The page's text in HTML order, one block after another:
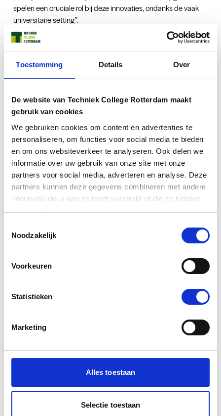
Toestemming Details Over
De website van Techniek College Rotterdam maakt
gebruik van cookies
We gebruiken cookies om content en advertenties te
personaliseren, om functies voor social media te bieden
en om ons websiteverkeer te analyseren. Ook delen we
informatie over uw gebruik van onze site met onze
partners voor social media, adverteren en analyse. Deze
partners kunnen deze gegevens combineren met andere
informatie die u aan ze heeft verstrekt of die ze hebben
verzameld op basis van uw gebruik van hun services.
Noodzakelijk
Voorkeuren
Statistieken
Marketing
Alles toestaan
Selectie toestaan
spelen een cruciale rol bij deze innovaties, ondanks de vaak
universitaire setting’’.
Een bijzonder moment was het verhaal van Joël, oud-student
persoonlijke ervaringen, inclusief de uitdagingen tijdens zijn
opleiding. Zijn advies aan de studenten: ‘’blijf in jezelf geloven
De ochtend eindigde met een interactieve workshop.
Studenten kropen in de huid van een netwerkbeheerder die
de melding kreeg: “De wifi werkt te traag.” In groepjes
bedachten ze slimme vragen om de oorzaak van het probleem
te achterhalen.
De reacties waren enthousiast. Eén student verwoordde het
treffend:
techniek.”